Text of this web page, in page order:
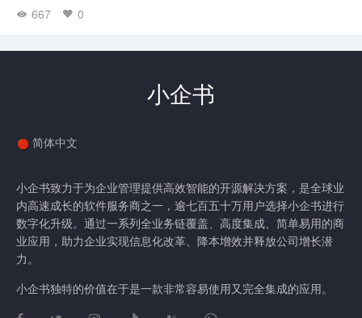
667 0
小企书
简体中文
小企书致力于为企业管理提供高效智能的开源解决方案，是全球业
内高速成长的软件服务商之一，逾七百五十万用户选择小企书进行
数字化升级。通过一系列全业务链覆盖、高度集成、简单易用的商
业应用，助力企业实现信息化改革、降本增效并释放公司增长潜
力。
小企书独特的价值在于是一款非常容易使用又完全集成的应用。